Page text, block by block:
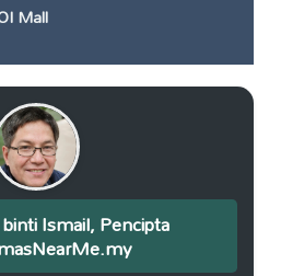
Mall
Ismail, Pencipta